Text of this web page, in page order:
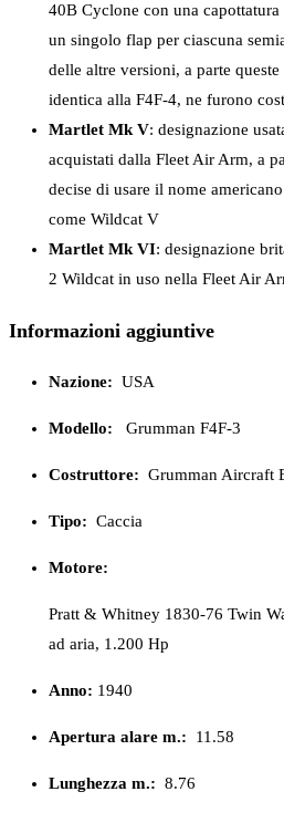
40B Cyclone con una
un singolo flap per ciascuna
delle altre versioni, a parte
identica alla F4F-4, ne furono
Martlet Mk V: designazione
acquistati dalla Fleet Air Arm, a
decise di usare il nome
come Wildcat V
Martlet Mk VI: designazione
2 Wildcat in uso nella Fleet Air
Informazioni aggiuntive
Nazione: USA
Modello: Grumman F4F-3
Costruttore: Grumman Aircraft
Tipo: Caccia
Motore:
Pratt & Whitney 1830-76 Twin
ad aria, 1.200 Hp
Anno: 1940
Apertura alare m.: 11.58
Lunghezza m.: 8.76